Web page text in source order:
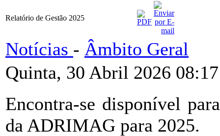
Relatório de Gestão 2025
Notícias - Âmbito Geral
Quinta, 30 Abril 2026 08:17
Encontra-se disponível
da ADRIMAG para 2025.